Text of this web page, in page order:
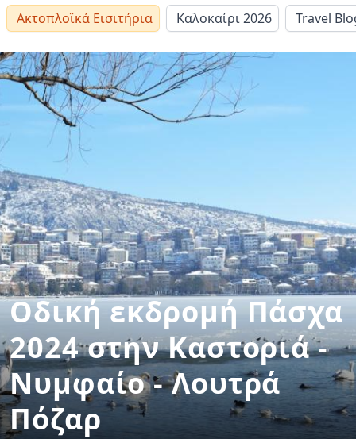
Ακτοπλοϊκά Εισιτήρια Καλοκαίρι 2026 Travel
Οδική εκδρομή Πάσχα
2024 στην Καστοριά -
Νυμφαίο - Λουτρά
Πόζαρ